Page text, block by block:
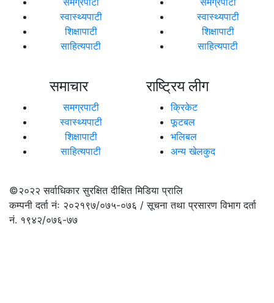
स्वास्थ्यपाटी
शिक्षापाटी
साहित्यपाटी
स्वास्थ्यपाटी
शिक्षापाटी
साहित्यपाटी
समाचार
समग्रपाटी
स्वास्थ्यपाटी
शिक्षापाटी
साहित्यपाटी
राष्ट्रिय लीग
क्रिकेट
फूटबल
भलिबल
अन्य खेलकुद
©२०२२सर्वाधिकार सुरक्षित दीक्षित मिडिया प्रालि
कम्पनी दर्ता नंः २०२१९७/०७५-०७६ / सूचना तथा प्रसारण विभाग दर्ता
नं. १९४२/०७६-७७